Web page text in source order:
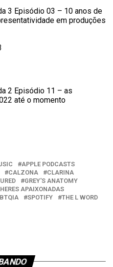
3 Episódio 03 – 10 anos de
em produções
2 Episódio 11 – as
até o momento
APPLE PODCASTS
CALZONA
CLARINA
GREY'S ANATOMY
APAIXONADAS
SPOTIFY
THE L WORD